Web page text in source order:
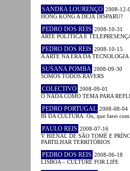
SANDRA LOURENÇO 2008-12-
HONG KONG A DÉJÀ DISPARU?
PEDRO DOS REIS 2008-10-31
ARTE POLÍTICA E
PEDRO DOS REIS 2008-10-15
A ARTE NA ERA DA
SUSANA POMBA 2008-09-30
SOMOS TODOS RAVERS
COLECTIVO 2008-09-01
O NADA COMO TEMA PARA
PEDRO PORTUGAL 2008-08-04
BI DA CULTURA. Ou, que farei com
PAULO REIS 2008-07-16
V BIENAL DE SÃO TOMÉ E
PARTILHAR TERRITÓRIOS
PEDRO DOS REIS 2008-06-18
LISBOA – CULTURE FOR LIFE